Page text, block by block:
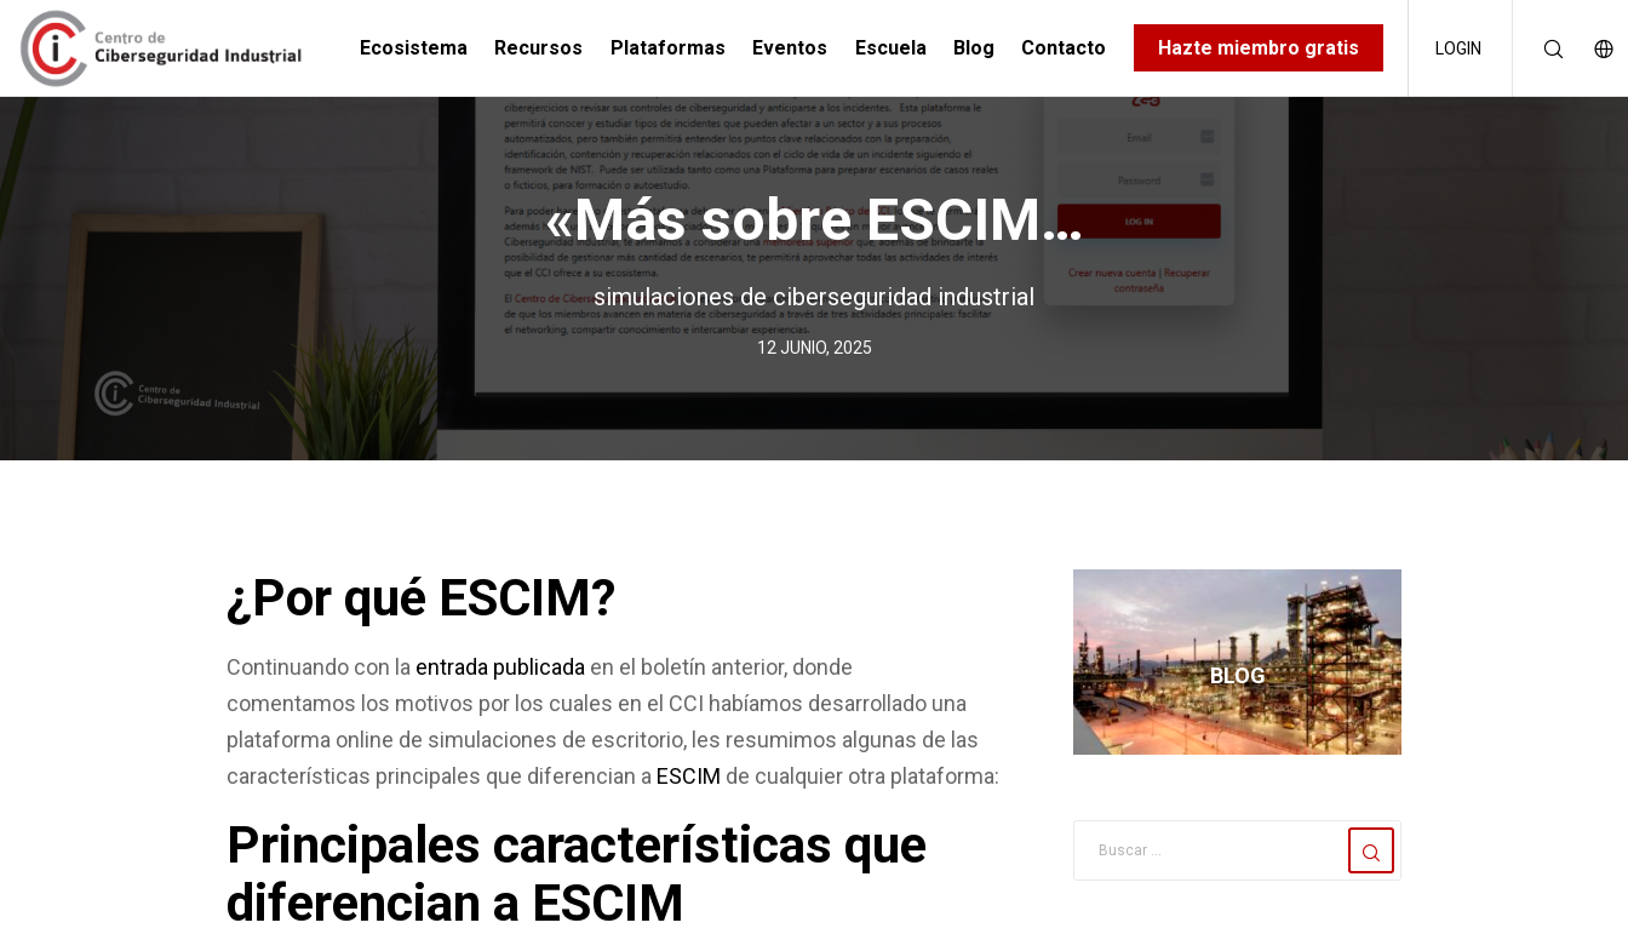
Ecosistema Recursos Plataformas Eventos Escuela Blog Contacto Hazte miembro gratis LOGIN
«Más sobre ESCIM…
simulaciones de ciberseguridad industrial
12 JUNIO, 2025
¿Por qué ESCIM?
Continuando con la entrada publicada en el boletín anterior, donde
comentamos los motivos por los cuales en el CCI habíamos desarrollado una
plataforma online de simulaciones de escritorio, les resumimos algunas de las
características principales que diferencian a ESCIM de cualquier otra plataforma:
Principales características que
diferencian a ESCIM
BLOG